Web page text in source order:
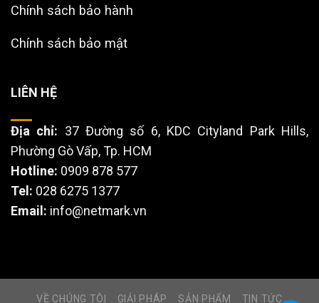
Chính sách bảo hành
Chính sách bảo mật
LIÊN HỆ
Địa chỉ: 37 Đường số 6, KDC Cityland Park Hills,
Phường Gò Vấp, Tp. HCM
Hotline: 0909 878 577
Tel: 028 6275 1377
Email: info@netmark.vn
VỀ CHÚNG TÔI GIẢI PHÁP SẢN PHẨM TIN TỨC